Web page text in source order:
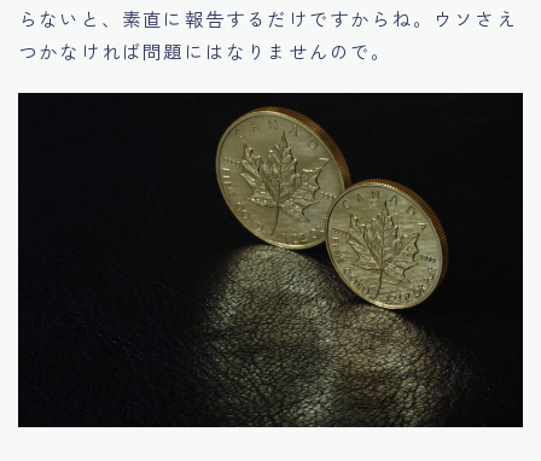
らないと、素直に報告するだけですからね。ウソさえ
つかなければ問題にはなりませんので。